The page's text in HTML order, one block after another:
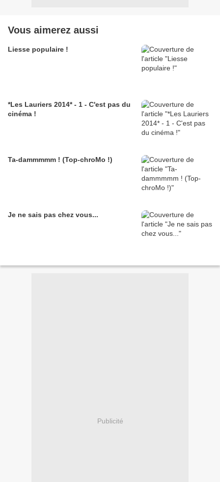
Vous aimerez aussi
Liesse populaire !
*Les Lauriers 2014* - 1 - C'est pas du
cinéma !
Ta-dammmmm ! (Top-chroMo !)
Je ne sais pas chez vous...
Publicité